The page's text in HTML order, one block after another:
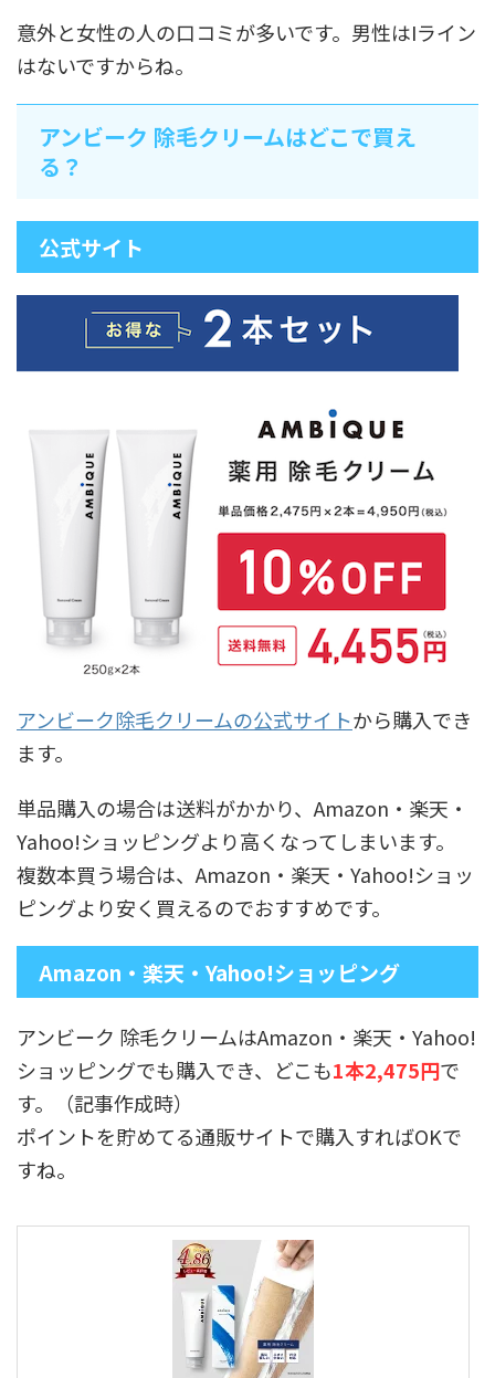
意外と女性の人の口コミが多いです。男性はIライン
はないですからね。
アンビーク 除毛クリームはどこで買え
る？
公式サイト
アンビーク除毛クリームの公式サイトから購入でき
ます。
単品購入の場合は送料がかかり、Amazon・楽天・
Yahoo!ショッピングより高くなってしまいます。
複数本買う場合は、Amazon・楽天・Yahoo!ショッ
ピングより安く買えるのでおすすめです。
Amazon・楽天・Yahoo!ショッピング
アンビーク 除毛クリームはAmazon・楽天・Yahoo!
ショッピングでも購入でき、どこも1本2,475円で
す。（記事作成時）
ポイントを貯めてる通販サイトで購入すればOKで
すね。